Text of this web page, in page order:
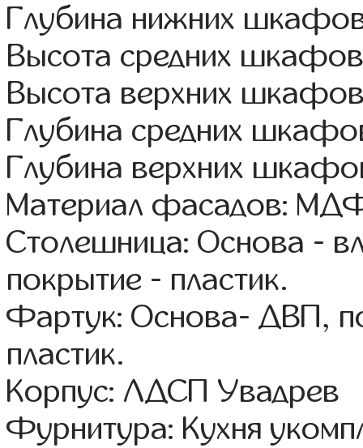
Глубина нижних
Высота средних
Высота верхних
Глубина средних
Глубина верхних
Материал фасадов:
Столешница: Основа -
покрытие - пластик.
Фартук: Основа- ДВП,
пластик.
Корпус: ЛДСП Увадрев
Фурнитура: Кухня